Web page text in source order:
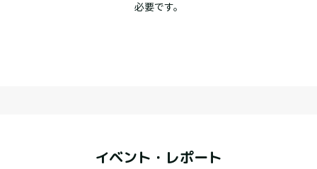
必要です。
イベント・レポート